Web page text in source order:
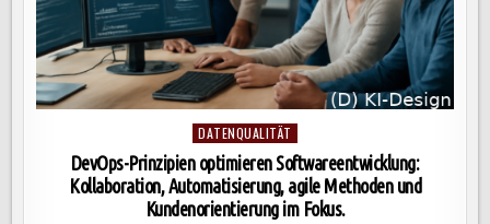
Posted
in
DATENQUALITÄT
DevOps-Prinzipien optimieren Softwareentwicklung:
Kollaboration, Automatisierung, agile Methoden und
Kundenorientierung im Fokus.